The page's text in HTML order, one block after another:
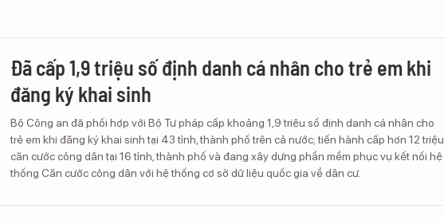
Đã cấp 1,9 triệu số định danh cá nhân cho trẻ em khi
đăng ký khai sinh
Bộ Công an đã phối hợp với Bộ Tư pháp cấp khoảng 1,9 triệu số định danh cá nhân cho
trẻ em khi đăng ký khai sinh tại 43 tỉnh, thành phố trên cả nước; tiến hành cấp hơn 12 triệu
căn cước công dân tại 16 tỉnh, thành phố và đang xây dựng phần mềm phục vụ kết nối hệ
thống Căn cước công dân với hệ thống cơ sở dữ liệu quốc gia về dân cư.